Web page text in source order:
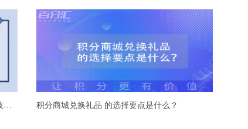
积分商城供应链平台防缺货攻略：4 大实用技巧必看 积分商城兑换礼品 的选择要点是什么？